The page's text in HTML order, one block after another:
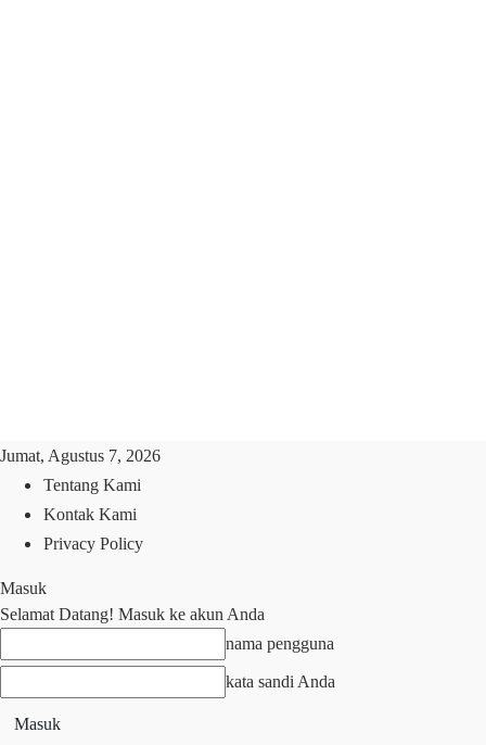
Jumat, Agustus 7, 2026
Tentang Kami
Kontak Kami
Privacy Policy
Masuk
Selamat Datang! Masuk ke akun Anda
nama pengguna
kata sandi Anda